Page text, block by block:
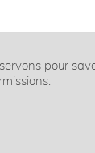
pour